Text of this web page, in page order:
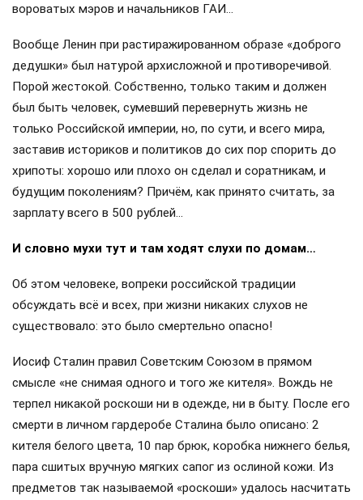
вороватых мэров и начальников ГАИ…
Вообще Ленин при растиражированном образе «доброго
дедушки» был натурой архисложной и противоречивой.
Порой жестокой. Собственно, только таким и должен
был быть человек, сумевший перевернуть жизнь не
только Российской империи, но, по сути, и всего мира,
заставив историков и политиков до сих пор спорить до
хрипоты: хорошо или плохо он сделал и соратникам, и
будущим поколениям? Причём, как принято считать, за
зарплату всего в 500 рублей…
И словно мухи тут и там ходят слухи по домам…
Об этом человеке, вопреки российской традиции
обсуждать всё и всех, при жизни никаких слухов не
существовало: это было смертельно опасно!
Иосиф Сталин правил Советским Союзом в прямом
смысле «не снимая одного и того же кителя». Вождь не
терпел никакой роскоши ни в одежде, ни в быту. После его
смерти в личном гардеробе Сталина было описано: 2
кителя белого цвета, 10 пар брюк, коробка нижнего белья,
пара сшитых вручную мягких сапог из ослиной кожи. Из
предметов так называемой «роскоши» удалось насчитать